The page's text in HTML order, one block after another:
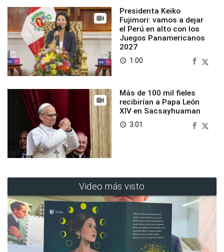
Presidenta Keiko
Fujimori: vamos a dejar
el Perú en alto con los
Juegos Panamericanos
2027
access_time 1:00
Más de 100 mil fieles
recibirían a Papa León
XIV en Sacsayhuaman
access_time 3:01
Video más visto